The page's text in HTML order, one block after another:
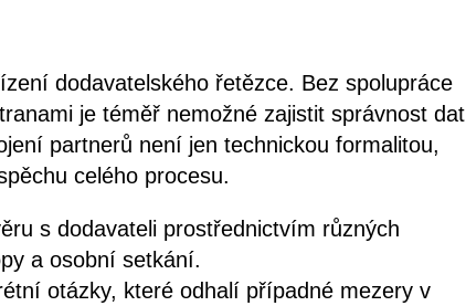
dodavatelského řetězce. Bez spolupráce
je téměř nemožné zajistit správnost dat
partnerů není jen technickou formalitou,
celého procesu.
s dodavateli prostřednictvím různých
a osobní setkání.
otázky, které odhalí případné mezery v